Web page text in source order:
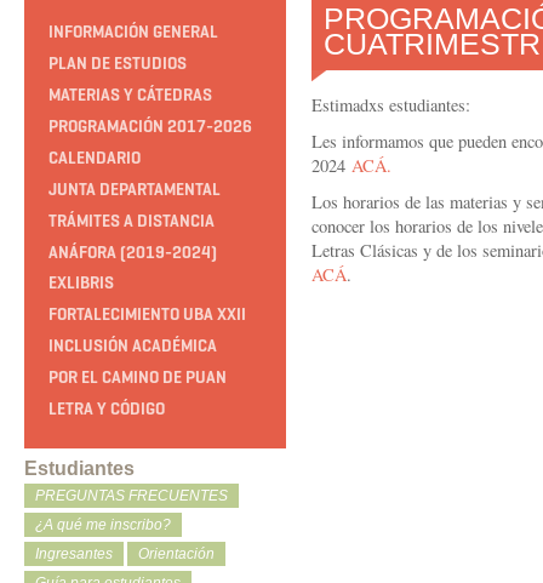
INFORMACIÓN GENERAL
PLAN DE ESTUDIOS
MATERIAS Y CÁTEDRAS
PROGRAMACIÓN 2017-2026
CALENDARIO
JUNTA DEPARTAMENTAL
TRÁMITES A DISTANCIA
ANÁFORA (2019-2024)
EXLIBRIS
FORTALECIMIENTO UBA XXII
INCLUSIÓN ACADÉMICA
POR EL CAMINO DE PUAN
LETRA Y CÓDIGO
Estudiantes
PREGUNTAS FRECUENTES
¿A qué me inscribo?
Ingresantes
Orientación
Estimadxs estudiantes:
Les informamos que pueden
2024 ACÁ.
Los horarios de las materias y
conocer los horarios de los
Letras Clásicas y de los
ACÁ.